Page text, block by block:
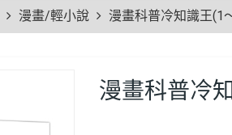
漫畫/輕小說 漫畫科普冷知識王(1
漫畫科普冷